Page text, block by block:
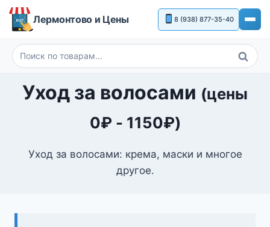
Перейти
Лермонтово и Цены 8 (938) 877-35-40
Искать:
Поиск
Уход за волосами (цены
0₽ - 1150₽)
Уход за волосами: крема, маски и многое
другое.